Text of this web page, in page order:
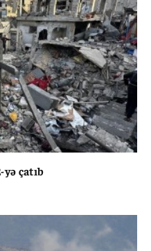
yə çatıb